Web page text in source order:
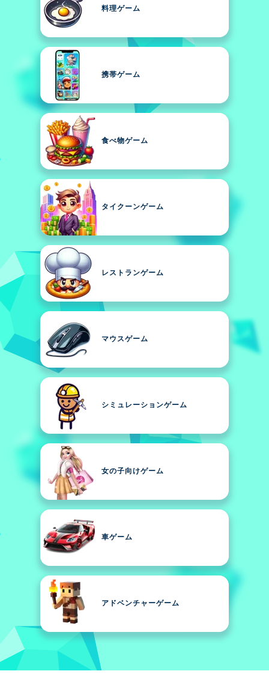
料理ゲーム
携帯ゲーム
食べ物ゲーム
タイクーンゲーム
レストランゲーム
マウスゲーム
シミュレーションゲーム
女の子向けゲーム
車ゲーム
アドベンチャーゲーム